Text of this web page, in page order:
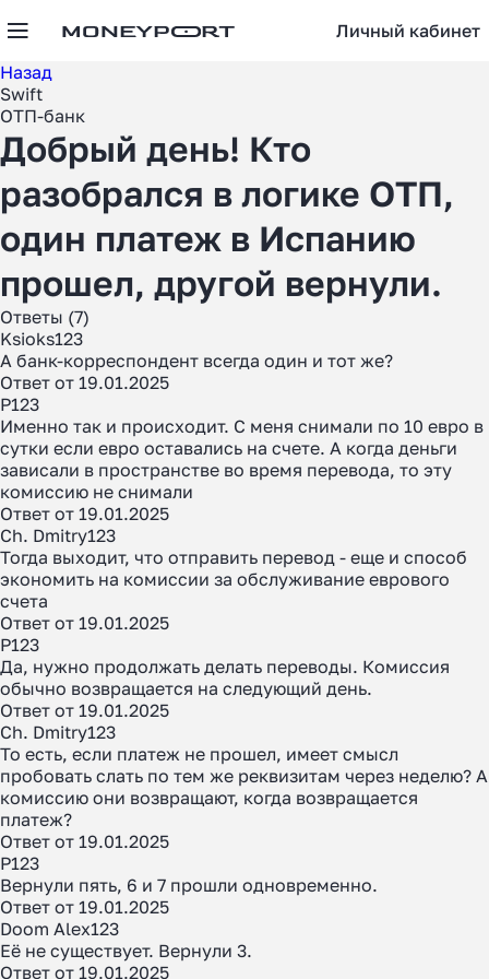
Личный кабинет
Назад
Swift
ОТП-банк
Добрый день! Кто
разобрался в логике ОТП,
один платеж в Испанию
прошел, другой вернули.
Ответы (7)
Ksioks123
А банк-корреспондент всегда один и тот же?
Ответ от 19.01.2025
P123
Именно так и происходит. С меня снимали по 10 евро в
сутки если евро оставались на счете. А когда деньги
зависали в пространстве во время перевода, то эту
комиссию не снимали
Ответ от 19.01.2025
Ch. Dmitry123
Тогда выходит, что отправить перевод - еще и способ
экономить на комиссии за обслуживание еврового
счета
Ответ от 19.01.2025
P123
Да, нужно продолжать делать переводы. Комиссия
обычно возвращается на следующий день.
Ответ от 19.01.2025
Ch. Dmitry123
То есть, если платеж не прошел, имеет смысл
пробовать слать по тем же реквизитам через неделю? А
комиссию они возвращают, когда возвращается
платеж?
Ответ от 19.01.2025
P123
Вернули пять, 6 и 7 прошли одновременно.
Ответ от 19.01.2025
Doom Alex123
Её не существует. Вернули 3.
Ответ от 19.01.2025